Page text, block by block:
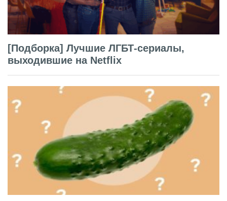
[Подборка] Лучшие ЛГБТ-сериалы,
выходившие на Netflix